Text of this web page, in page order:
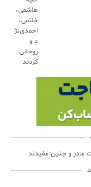
هاشمی،
خاتمی،
احمدی‌نژا
د و
روحانی
کردند